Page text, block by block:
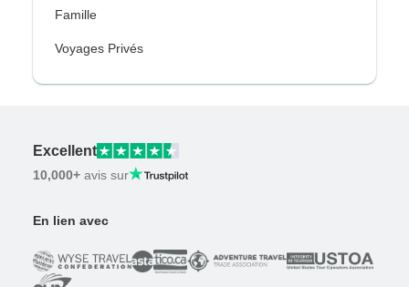
Famille
Voyages Privés
Excellent
10,000+ avis sur
En lien avec